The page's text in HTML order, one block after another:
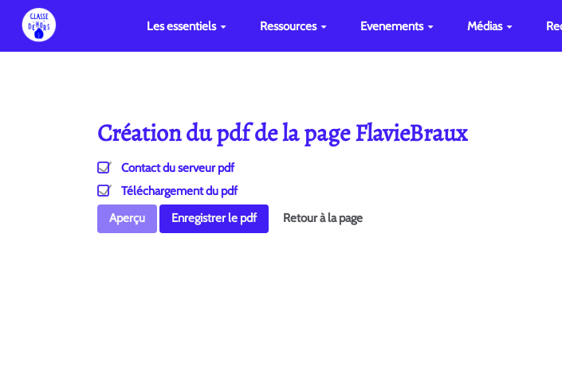
Les essentiels Ressources Evenements Médias
Création du pdf de la page FlavieBraux
Contact du serveur pdf
Téléchargement du pdf
Aperçu
Enregistrer le pdf Retour à la page